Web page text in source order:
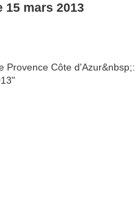
mars 2013